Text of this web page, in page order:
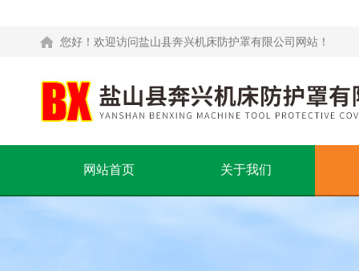
您好！欢迎访问盐山县奔兴机床防护罩有限公司网站！
网站首页 关于我们